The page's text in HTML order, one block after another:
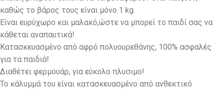
καθώς το βάρος τους είναι μόνο 1 kg.
Eίναι ευρύχωρο και μαλακό,ώστε να μπορεί το παιδί σας να
κάθεται αναπαυτικά!
Κατασκευασμένο από αφρό πολυουρεθάνης, 100% ασφαλές
για τα παιδιά!
Διαθέτει φερμουάρ, για εύκολο πλυσιμο!
Το κάλυμμά του είναι κατασκευασμένο από ανθεκτικό